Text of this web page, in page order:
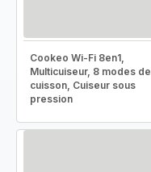
Cookeo Wi-Fi 8en1,
Multicuiseur, 8 modes de
cuisson, Cuiseur sous
pression